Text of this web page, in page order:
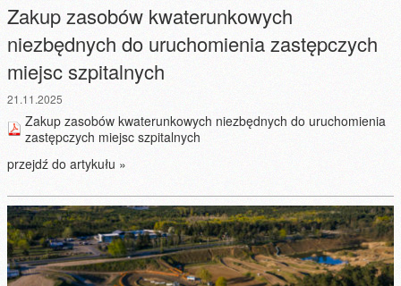
Zakup zasobów kwaterunkowych
niezbędnych do uruchomienia zastępczych
miejsc szpitalnych
21.11.2025
Zakup zasobów kwaterunkowych niezbędnych do uruchomienia
zastępczych miejsc szpitalnych
przejdź do artykułu »